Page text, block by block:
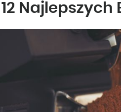
12 Najlepszych